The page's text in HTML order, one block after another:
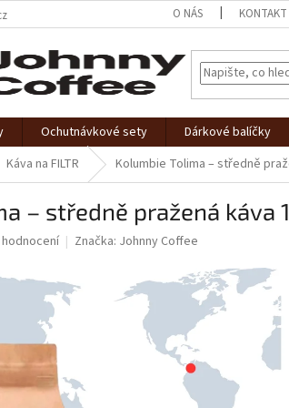
O NÁS KONTAKT
Ochutnávkové sety Dárkové balíčky
Káva na FILTR Kolumbie Tolima – středně
– středně pražená káva
Značka: Johnny Coffee